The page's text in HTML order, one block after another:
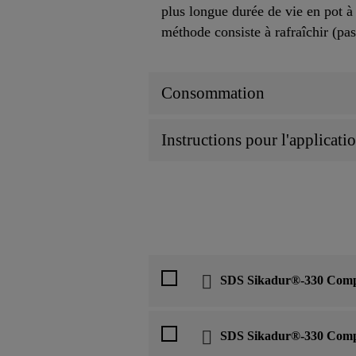
plus longue durée de vie en pot
méthode consiste à rafraîchir
Consommation
Instructions pour
SDS Sikadur®-330
SDS Sikadur®-330